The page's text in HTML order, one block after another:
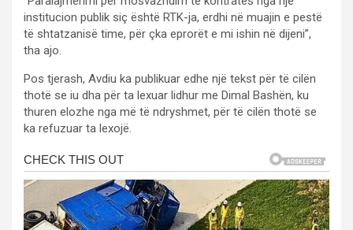
institucion publik siç është RTK-ja, erdhi në muajin e pestë
të shtatzanisë time, për çka eprorët e mi ishin në dijeni”,
tha ajo.
Pos tjerash, Avdiu ka publikuar edhe një tekst për të cilën
thotë se iu dha për ta lexuar lidhur me Dimal Bashën, ku
thuren elozhe nga më të ndryshmet, për të cilën thotë se
ka refuzuar ta lexojë.